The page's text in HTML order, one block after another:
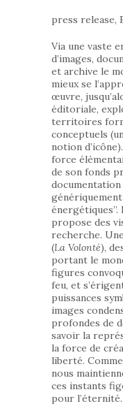
press release,
Via une vaste
d’images,
et archive le
mieux se
œuvre,
éditoriale,
territoires
conceptuels
notion
force
de son fonds
documentation
propose des
recherche.
(La Volonté),
portant le
figures
feu, et
puissances
images
profondes de
savoir la
la force de
liberté.
nous
ces instants
pour l’éternité.